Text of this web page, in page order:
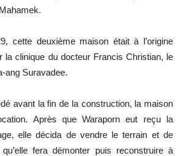
cette deuxième maison était à l’origine
la clinique du docteur Francis Christian, le
ang Suravadee.
avant la fin de la construction, la maison
Après que Waraporn eut reçu la
elle décida de vendre le terrain et de
fera démonter puis reconstruire à